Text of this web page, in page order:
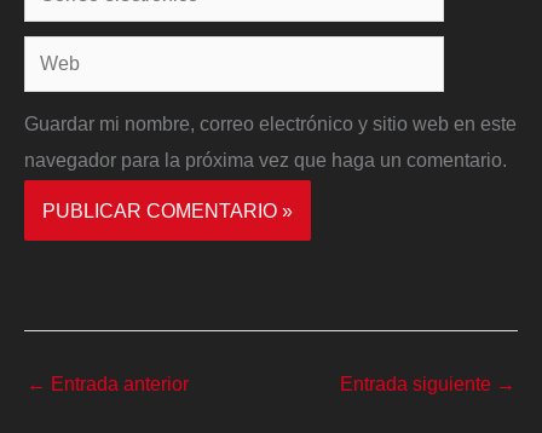
electrónico*
Web
Guardar mi nombre, correo electrónico y sitio web en este
navegador para la próxima vez que haga un comentario.
← Entrada anterior Entrada siguiente →